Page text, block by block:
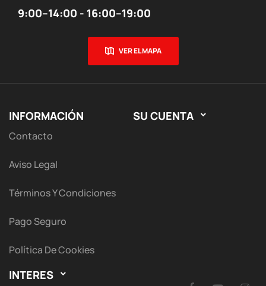
9:00–14:00 - 16:00–19:00
VER EL MAPA
INFORMACIÓN
Contacto
Aviso Legal
Términos Y Condiciones
Pago Seguro
Política De Cookies
SU CUENTA 
INTERES 